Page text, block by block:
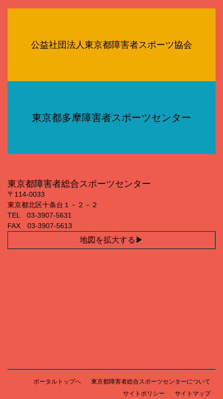
公益社団法人東京都障害者スポーツ協会
東京都多摩障害者スポーツセンター
東京都障害者総合スポーツセンター
〒114‐0033
東京都北区十条台１－２－２
TEL 03‐3907‐5631
FAX 03‐3907‐5613
地図を拡大する
ポータルトップへ
東京都障害者総合スポーツセンターについて
サイトポリシー
サイトマップ